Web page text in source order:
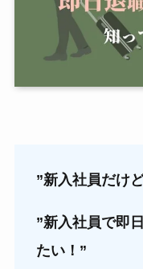
”新入社員だけ
”新入社員で即
たい！”